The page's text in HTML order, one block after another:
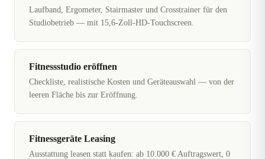
Laufband, Ergometer, Stairmaster und Crosstrainer für den
Studiobetrieb — mit 15,6-Zoll-HD-Touchscreen.
Fitnessstudio eröffnen
Checkliste, realistische Kosten und Geräteauswahl — von der
leeren Fläche bis zur Eröffnung.
Fitnessgeräte Leasing
Ausstattung leasen statt kaufen: ab 10.000 € Auftragswert, 0